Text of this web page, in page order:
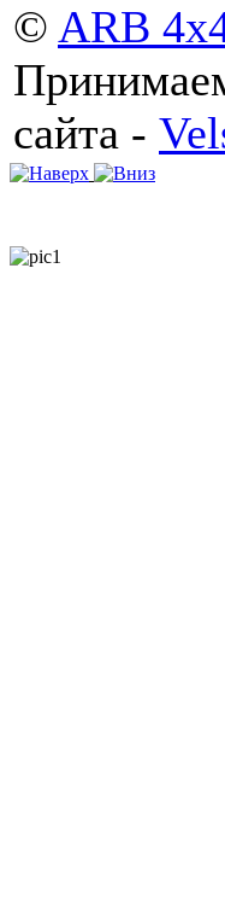
© ARB
сайта -